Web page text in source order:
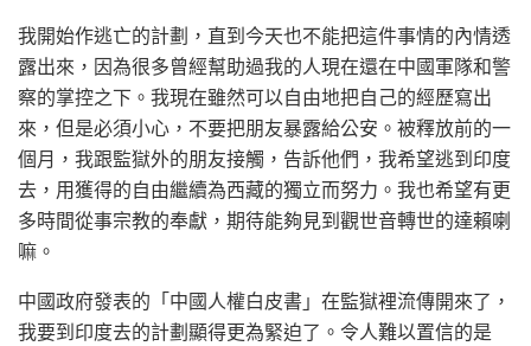
我開始作逃亡的計劃，直到今天也不能把這件事情的內情透
露出來，因為很多曾經幫助過我的人現在還在中國軍隊和警
察的掌控之下。我現在雖然可以自由地把自己的經歷寫出
來，但是必須小心，不要把朋友暴露給公安。被釋放前的一
個月，我跟監獄外的朋友接觸，告訴他們，我希望逃到印度
去，用獲得的自由繼續為西藏的獨立而努力。我也希望有更
多時間從事宗教的奉獻，期待能夠見到觀世音轉世的達賴喇
嘛。
中國政府發表的「中國人權白皮書」在監獄裡流傳開來了，
我要到印度去的計劃顯得更為緊迫了。令人難以置信的是